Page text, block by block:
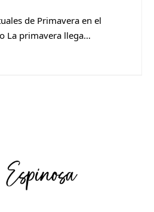
de Primavera en el
La primavera llega…